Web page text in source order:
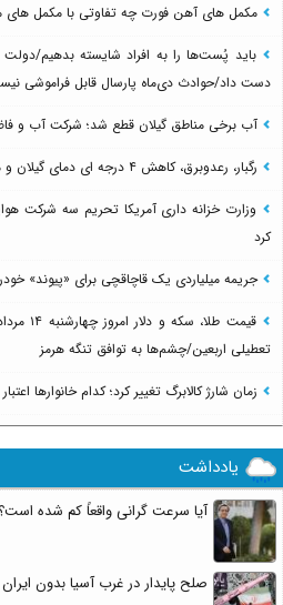
مکمل های آهن فورت چه تفاوتی با مکمل های
باید پُست‌ها را به افراد شایسته بدهیم/دولت
دست داد/حوادث دی‌ماه پارسال قابل فراموشی
آب برخی مناطق گیلان قطع شد؛ شرکت آب و
رگبار، رعدوبرق، کاهش ۴ درجه ای دمای گیلان و مواج شدن دریای کاسپین از پنجشنبه
وزارت خزانه داری آمریکا تحریم سه شرکت
کرد
جریمه میلیاردی یک قاچاقچی برای «پیوند»
تعطیلی اربعین/چشم‌ها به توافق تنگه هرمز
زمان شارژ کالابرگ تغییر کرد؛ کدام خانوارها
یادداشت
آیا سرعت گرانی واقعاً کم شده است؟
صلح پایدار در غرب آسیا بدون